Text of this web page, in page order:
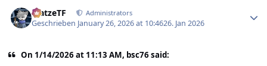
MatzeTF Administrators
Geschrieben January 26, 2026 at 10:4626. Jan 2026
On 1/14/2026 at 11:13 AM, bsc76 said: